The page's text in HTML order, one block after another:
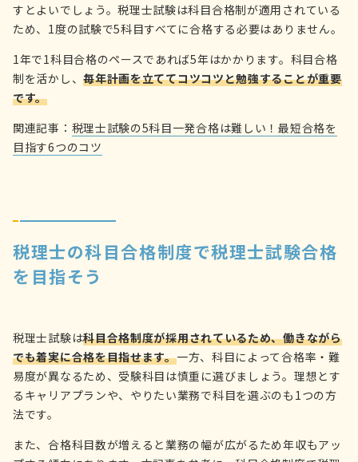
すとよいでしょう。税理士試験は科目合格制が適用されている
ため、1度の試験で5科目すべてに合格する必要はありません。
1年で1科目合格のペースであれば5年はかかります。科目合格
制を活かし、毎年計画を立ててコツコツと勉強することが重要
です。
関連記事： 税理士試験の5科目一発合格は難しい！最短合格を
目指す6つのコツ
税理士の科目合格制度で税理士試験合格
を目指そう
税理士試験は科目合格制度が採用されているため、働きながら
でも着実に合格を目指せます。一方、科目によって合格率・難
易度が異なるため、受験科目は慎重に選びましょう。理想とす
るキャリアプランや、やりたい業務で科目を選ぶのも1つの方
法です。
また、合格科目数が増えると業務の幅が広がるため年収もアッ